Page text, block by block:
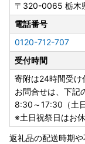
〒320-0065 栃木
電話番号
0120-712-707
受付時間
寄附は24時間受け
お問合せは、下記
8:30～17:30（土
※土日祝祭日はお
返礼品の配送時期